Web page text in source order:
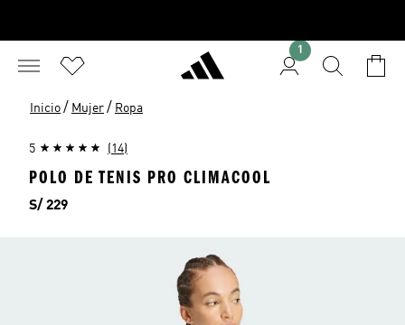
1
Inicio / Mujer / Ropa
5 (14)
POLO DE TENIS PRO CLIMACOOL
Precio
S/ 229